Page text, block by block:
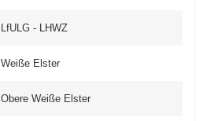
LfULG - LHWZ
Weiße Elster
Obere Weiße Elster